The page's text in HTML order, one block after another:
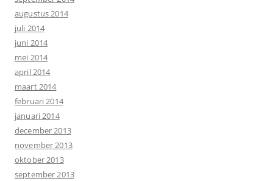
augustus 2014
juli 2014
juni 2014
mei 2014
april 2014
maart 2014
februari 2014
januari 2014
december 2013
november 2013
oktober 2013
september 2013